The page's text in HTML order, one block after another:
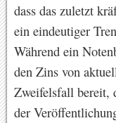
dass das zuletzt
ein eindeutiger
Während ein
den Zins von
Zweifelsfall bereit,
der